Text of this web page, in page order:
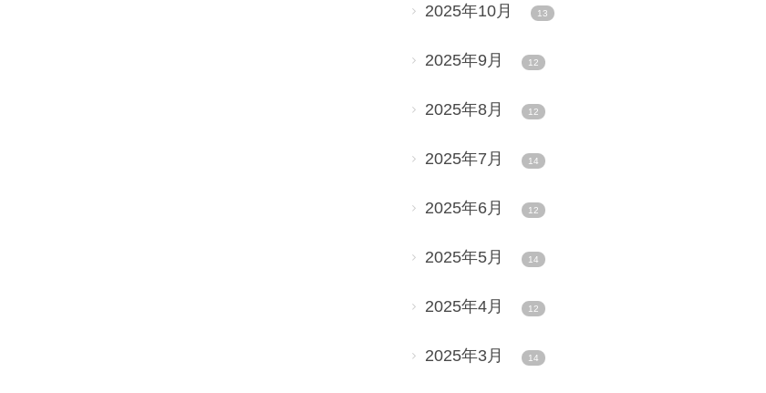
2025年10月 13
2025年9月 12
2025年8月 12
2025年7月 14
2025年6月 12
2025年5月 14
2025年4月 12
2025年3月 14